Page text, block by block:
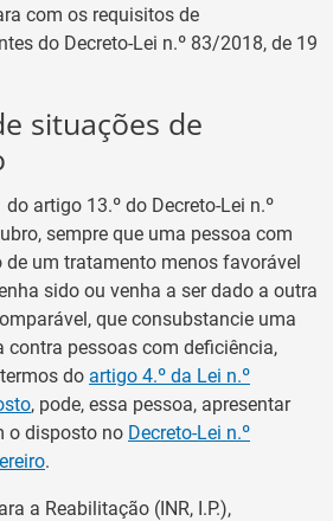
com os requisitos de
do Decreto-Lei n.º 83/2018, de 19
situações de
artigo 13.º do Decreto-Lei n.º
sempre que uma pessoa com
um tratamento menos favorável
sido ou venha a ser dado a outra
que consubstancie uma
pessoas com deficiência,
do artigo 4.º da Lei n.º
, pode, essa pessoa, apresentar
o disposto no Decreto-Lei n.º
.
a Reabilitação (INR, I.P.),